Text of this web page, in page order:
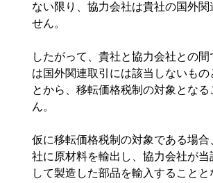
ない限り、協力会社は貴社の国外関
せん。
したがって、貴社と協力会社との間
は国外関連取引には該当しないもの
とから、移転価格税制の対象とな
ん。
仮に移転価格税制の対象である場合
社に原材料を輸出し、協力会社が当
して製造した部品を輸入すること